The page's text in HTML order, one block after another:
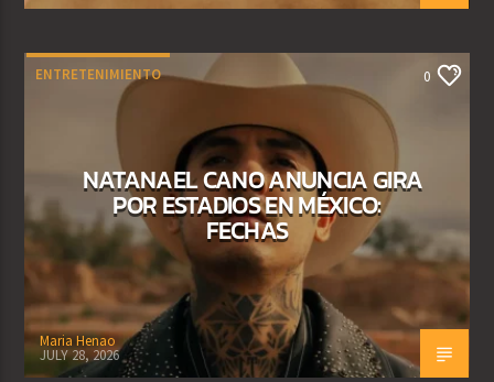
ENTRETENIMIENTO 0
NATANAEL CANO ANUNCIA GIRA
POR ESTADIOS EN MÉXICO:
FECHAS
Maria Henao
JULY 28, 2026